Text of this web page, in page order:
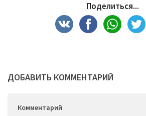
Поделиться...
ДОБАВИТЬ КОММЕНТАРИЙ
Комментарий